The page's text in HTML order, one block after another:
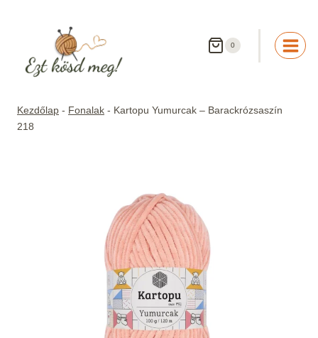
0
Kezdőlap - Fonalak - Kartopu Yumurcak – Barackrózsaszín
218